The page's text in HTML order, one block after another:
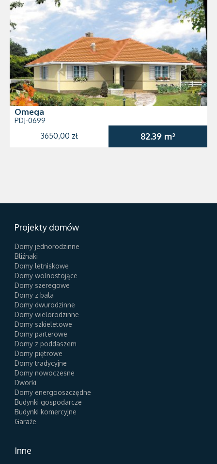
Omega
PDJ-0699
3650,00 zł 82.39 m²
Projekty domów
Domy jednorodzinne
Bliźnaki
Domy letniskowe
Domy wolnostojące
Domy szeregowe
Domy z bala
Domy dwurodzinne
Domy wielorodzinne
Domy szkieletowe
Domy parterowe
Domy z poddaszem
Domy piętrowe
Domy tradycyjne
Domy nowoczesne
Dworki
Domy energooszczędne
Budynki gospodarcze
Budynki komercyjne
Garaże
Inne